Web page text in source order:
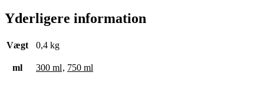
Yderligere information
Vægt 0,4 kg
ml 300 ml, 750 ml